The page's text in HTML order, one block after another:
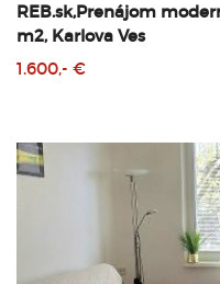
REB.sk,Prenájom
m2, Karlova Ves
1.600,- €